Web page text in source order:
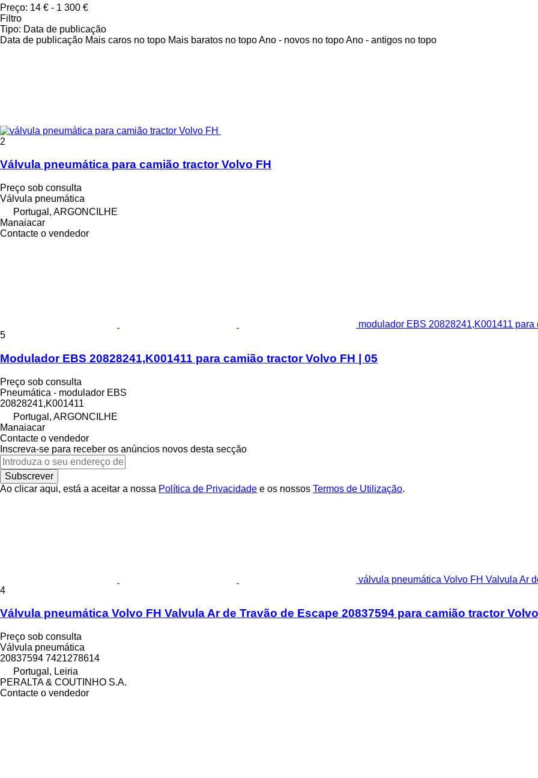
Preço: 14 € - 1 300 €
Filtro
Tipo: Data de publicação
Data de publicação Mais caros no topo Mais baratos no topoAno - novos no topoAno - antigos no topo
2
Válvula pneumática para camião tractor Volvo FH
Preço sob consulta
Válvula pneumática
Portugal, ARGONCILHE
Manaiacar
Contacte o vendedor
modulador EBS 20828241,K001411
5
Modulador EBS 20828241,K001411 para camião tractor Volvo FH | 05
Preço sob consulta
Pneumática - modulador EBS
20828241,K001411
Portugal, ARGONCILHE
Manaiacar
Contacte o vendedor
Inscreva-se para receber os anúncios novos desta secção
Subscrever
Ao clicar aqui, está a aceitar a nossa Política de Privacidade e os nossos Termos de Utilização.
válvula pneumática Volvo FH Valvula Ar
4
Válvula pneumática Volvo FH Valvula Ar de Travão de Escape 20837594 para camião tractor
Preço sob consulta
Válvula pneumática
20837594 7421278614
Portugal, Leiria
PERALTA & COUTINHO S.A.
Contacte o vendedor